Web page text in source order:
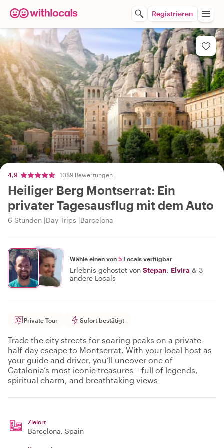
Registrieren
4,9 1089 Bewertungen
Heiliger Berg Montserrat: Ein
privater Tagesausflug mit dem Auto
6 Stunden Day Trips Barcelona
Wähle einen von 5 Locals verfügbar
Erlebnis gehostet von Stepan, Elvira & 3
andere Locals
Private Tour Sofort bestätigt
Trade the city streets for soaring peaks on a private
half-day escape to Montserrat. With your local host as
your guide and driver, you’ll uncover one of
Catalonia’s most iconic treasures – full of legends,
spiritual charm, and breathtaking views
Zielort
Barcelona, Spain